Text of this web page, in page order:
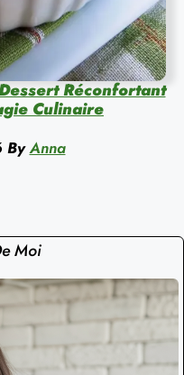
Réconfortant
Culinaire
By Anna
Moi